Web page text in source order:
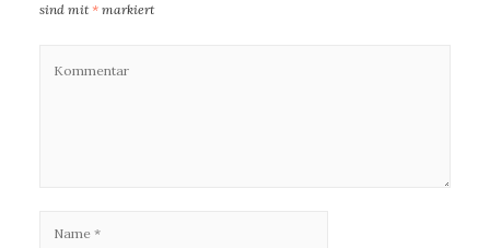
sind mit* markiert